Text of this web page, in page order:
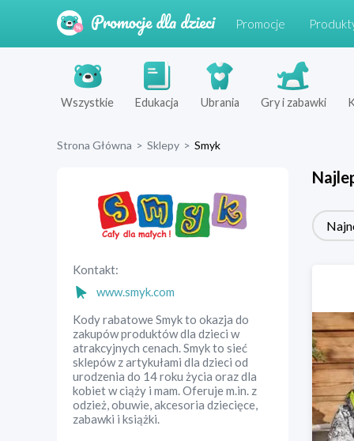
Promocje
Wszystkie Edukacja Ubrania Gry i zabawki
Strona Główna > Sklepy > Smyk
Kontakt:
www.smyk.com
Kody rabatowe Smyk to okazja do
zakupów produktów dla dzieci w
atrakcyjnych cenach. Smyk to sieć
sklepów z artykułami dla dzieci od
urodzenia do 14 roku życia oraz dla
kobiet w ciąży i mam. Oferuje m.in. z
odzież, obuwie, akcesoria dziecięce,
zabawki i książki.